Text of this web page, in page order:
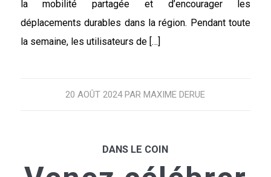
la mobilité partagée et d’encourager les
déplacements durables dans la région. Pendant toute
la semaine, les utilisateurs de […]
20 AOÛT 2024 PAR MAXIME DERUE
DANS LE COIN